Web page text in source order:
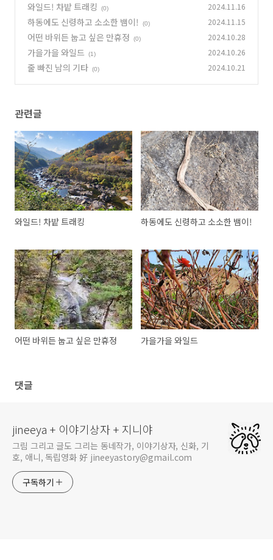
와일드! 차밭 트래킹
(0) 2024.11.16
하동에도 신령하고 소소한 뱀이! (0) 2024.11.15
어떤 바위든 눕고 싶은 만휴정 (0) 2024.10.28
가을가을 와일드 (1) 2024.10.26
줄 빠진 남의 기타 (0) 2024.10.21
관련글
와일드! 차밭 트래킹 하동에도 신령하고 소소한 뱀이!
어떤 바위든 눕고 싶은 만휴정 가을가을 와일드
댓글
jineeya + 이야기상자 + 지니야
그림 그리고 글도 그리는 동네작가, 이야기상자, 신화, 기
호, 애니, 독립영화 好 jineeyastory@gmail.com
구독하기